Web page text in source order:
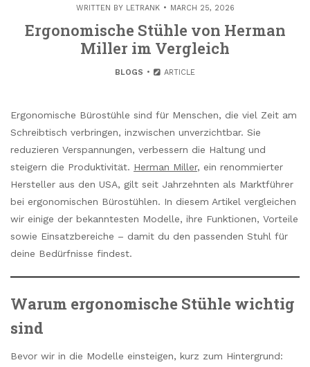
WRITTEN BY LETRANK MARCH 25, 2026
Ergonomische Stühle von Herman
Miller im Vergleich
BLOGS ARTICLE
Ergonomische Bürostühle sind für Menschen, die viel Zeit am
Schreibtisch verbringen, inzwischen unverzichtbar. Sie
reduzieren Verspannungen, verbessern die Haltung und
steigern die Produktivität. Herman Miller, ein renommierter
Hersteller aus den USA, gilt seit Jahrzehnten als Marktführer
bei ergonomischen Bürostühlen. In diesem Artikel vergleichen
wir einige der bekanntesten Modelle, ihre Funktionen, Vorteile
sowie Einsatzbereiche – damit du den passenden Stuhl für
deine Bedürfnisse findest.
Warum ergonomische Stühle wichtig
sind
Bevor wir in die Modelle einsteigen, kurz zum Hintergrund: